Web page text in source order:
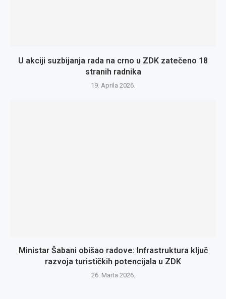
U akciji suzbijanja rada na crno u ZDK zatečeno 18
stranih radnika
19. Aprila 2026.
Ministar Šabani obišao radove: Infrastruktura ključ
razvoja turističkih potencijala u ZDK
26. Marta 2026.